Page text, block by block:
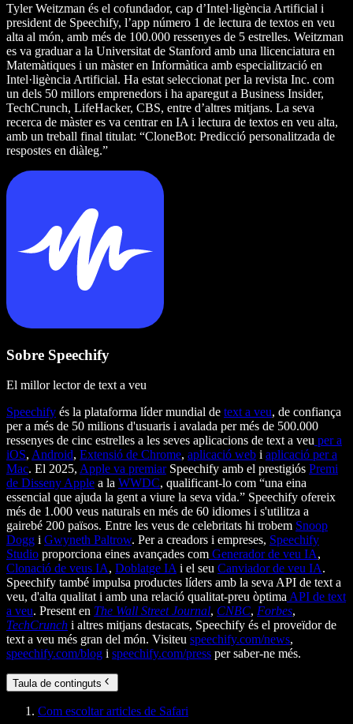
Tyler Weitzman és el cofundador, cap d’Intel·ligència Artificial i
president de Speechify, l’app número 1 de lectura de textos en veu
alta al món, amb més de 100.000 ressenyes de 5 estrelles. Weitzman
es va graduar a la Universitat de Stanford amb una llicenciatura en
Matemàtiques i un màster en Informàtica amb especialització en
Intel·ligència Artificial. Ha estat seleccionat per la revista Inc. com
un dels 50 millors emprenedors i ha aparegut a Business Insider,
TechCrunch, LifeHacker, CBS, entre d’altres mitjans. La seva
recerca de màster es va centrar en IA i lectura de textos en veu alta,
amb un treball final titulat: “CloneBot: Predicció personalitzada de
respostes en diàleg.”
Sobre Speechify
El millor lector de text a veu
Speechify és la plataforma líder mundial de text a veu, de confiança
per a més de 50 milions d'usuaris i avalada per més de 500.000
ressenyes de cinc estrelles a les seves aplicacions de text a veu per a
iOS, Android, Extensió de Chrome, aplicació web i aplicació per a
Mac. El 2025, Apple va premiarSpeechify amb el prestigiós Premi
de Disseny Apple a la WWDC, qualificant-lo com “una eina
essencial que ajuda la gent a viure la seva vida.” Speechify ofereix
més de 1.000 veus naturals en més de 60 idiomes i s'utilitza a
gairebé 200 països. Entre les veus de celebritats hi trobem Snoop
Dogg i Gwyneth Paltrow. Per a creadors i empreses, Speechify
Studio proporciona eines avançades com Generador de veu IA,
Clonació de veus IA, Doblatge IA i el seu Canviador de veu IA.
Speechify també impulsa productes líders amb la seva API de text a
veu, d'alta qualitat i amb una relació qualitat-preu òptima API de text
a veu. Present en The Wall Street Journal, CNBC, Forbes,
TechCrunch i altres mitjans destacats, Speechify és el proveïdor de
text a veu més gran del món. Visiteu speechify.com/news,
speechify.com/blog i speechify.com/press per saber-ne més.
Taula de continguts
Com escoltar articles de Safari